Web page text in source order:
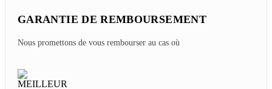
GARANTIE DE REMBOURSEMENT
Nous promettons de vous rembourser au cas où